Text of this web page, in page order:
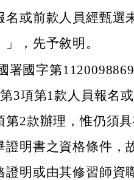
或前款人員經甄選
，先予敘明。
署國字第
3項第1款人員報名
第2款辦理，惟仍須
明書之資格條件，
證明或由其修習師資